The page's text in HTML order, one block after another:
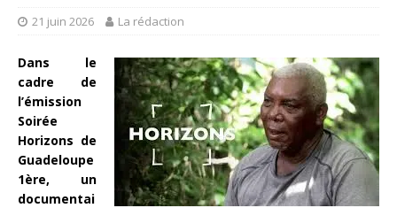
21 juin 2026 La rédaction
Dans le
cadre de
l’émission
Soirée
Horizons de
Guadeloupe
1ère, un
documentai